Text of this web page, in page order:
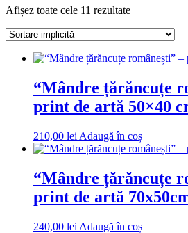
Afișez toate cele 11 rezultate
“Mândre țărăncuțe
print de artă 50×40
210,00 lei Adaugă în coș
“Mândre țărăncuțe
print de artă
240,00 lei Adaugă în coș